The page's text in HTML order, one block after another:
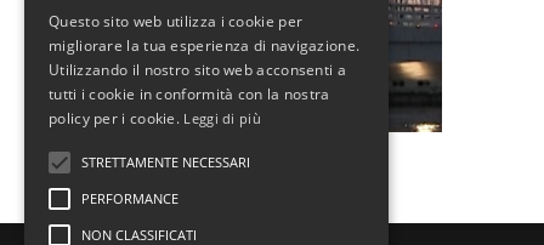
Questo sito web utilizza i cookie per
migliorare la tua esperienza di navigazione.
Utilizzando il nostro sito web acconsenti a
tutti i cookie in conformità con la nostra
policy per i cookie. Leggi di più
STRETTAMENTE NECESSARI
PERFORMANCE
NON CLASSIFICATI